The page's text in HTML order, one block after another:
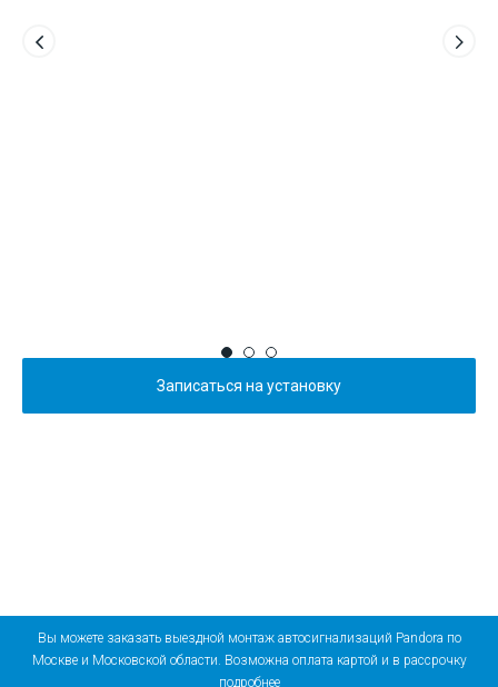
Записаться на установку
Вы можете заказать выездной монтаж автосигнализаций Pandora по
Москве и Московской области. Возможна оплата картой и в рассрочку
подробнее